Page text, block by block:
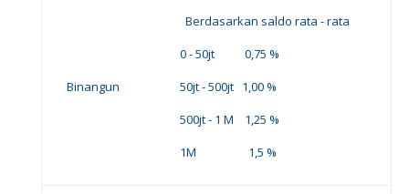
Binangun
Berdasarkan saldo rata - rata
0 - 50jt 0,75 %
50jt - 500jt 1,00 %
500jt - 1 M 1,25 %
1M 1,5 %